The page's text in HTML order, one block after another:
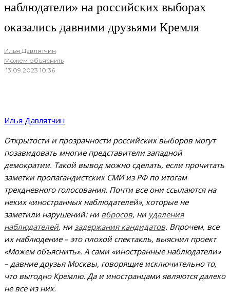
наблюдатели» на российских выборах
оказались давними друзьями Кремля
Илья Давлятчин·
Можем объяснить
·13.09.2023 10:36
Илья Давлятчин
Открытости и прозрачности российских выборов могут
позавидовать многие представители западной
демократии. Такой вывод можно сделать, если прочитать
заметки пропагандистских СМИ из РФ по итогам
трехдневного голосования. Почти все они ссылаются на
неких «иностранных наблюдателей», которые не
заметили нарушений: ни вбросов, ни удаления
наблюдателей, низадержания кандидатов. Впрочем, все
их наблюдение – это плохой спектакль, выяснил проект
«Можем объяснить». А сами «иностранные наблюдатели»
– давние друзья Москвы, говорящие исключительно то,
что выгодно Кремлю. Да и иностранцами являются далеко
не все из них.